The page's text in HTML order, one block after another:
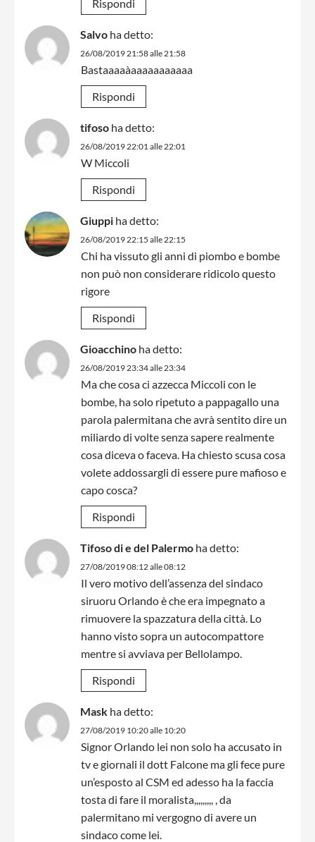
Rispondi
Salvo ha detto:
26/08/2019 21:58 alle 21:58
Bastaaaaàaaaaaaaaaaa
Rispondi
tifoso ha detto:
26/08/2019 22:01 alle 22:01
W Miccoli
Rispondi
Giuppi ha detto:
26/08/2019 22:15 alle 22:15
Chi ha vissuto gli anni di piombo e bombe
non può non considerare ridicolo questo
rigore
Rispondi
Gioacchino ha detto:
26/08/2019 23:34 alle 23:34
Ma che cosa ci azzecca Miccoli con le
bombe, ha solo ripetuto a pappagallo una
parola palermitana che avrà sentito dire un
miliardo di volte senza sapere realmente
cosa diceva o faceva. Ha chiesto scusa cosa
volete addossargli di essere pure mafioso e
capo cosca?
Rispondi
Tifoso di e del Palermo ha detto:
27/08/2019 08:12 alle 08:12
Il vero motivo dell’assenza del sindaco
siruoru Orlando è che era impegnato a
rimuovere la spazzatura della città. Lo
hanno visto sopra un autocompattore
mentre si avviava per Bellolampo.
Rispondi
Mask ha detto:
27/08/2019 10:20 alle 10:20
Signor Orlando lei non solo ha accusato in
tv e giornali il dott Falcone ma gli fece pure
un’esposto al CSM ed adesso ha la faccia
tosta di fare il moralista,,,,,,,,, , da
palermitano mi vergogno di avere un
sindaco come lei.